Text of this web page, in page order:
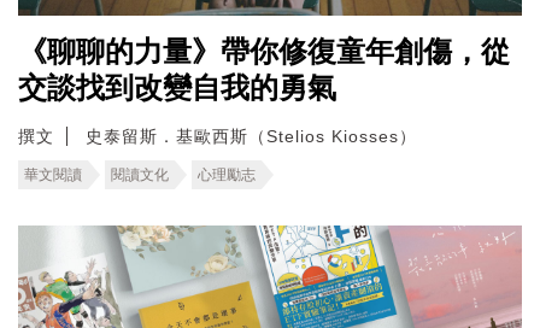
《聊聊的力量》帶你修復童年創傷，從
交談找到改變自我的勇氣
撰文 史泰留斯．基歐西斯（Stelios Kiosses）
華文閱讀 閱讀文化 心理勵志